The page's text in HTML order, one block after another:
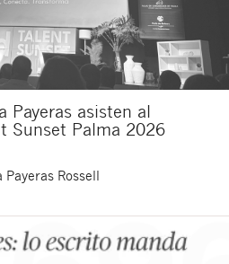
Payeras asisten al
Sunset Palma 2026
Payeras Rossell